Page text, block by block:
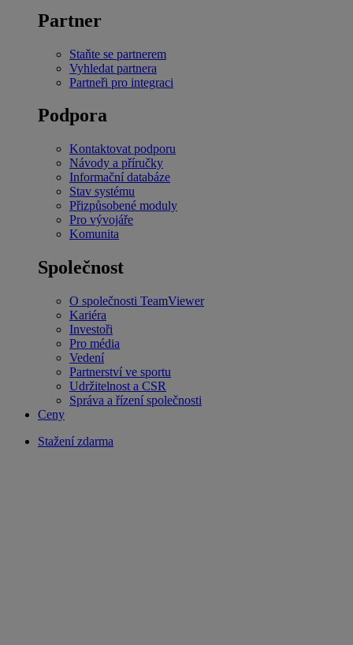
Partner
Staňte se partnerem
Vyhledat partnera
Partneři pro integraci
Podpora
Kontaktovat podporu
Návody a příručky
Informační databáze
Stav systému
Přizpůsobené moduly
Pro vývojáře
Komunita
Společnost
O společnosti TeamViewer
Kariéra
Investoři
Pro média
Vedení
Partnerství ve sportu
Udržitelnost a CSR
Správa a řízení společnosti
Ceny
Stažení zdarma